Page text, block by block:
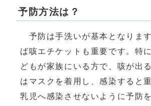
予防方法は？
予防は手洗いが基本となりま
ば咳エチケットも重要です。特
どもが家族にいる方で、咳が出
はマスクを着用し、感染すると
乳児へ感染させないように予防